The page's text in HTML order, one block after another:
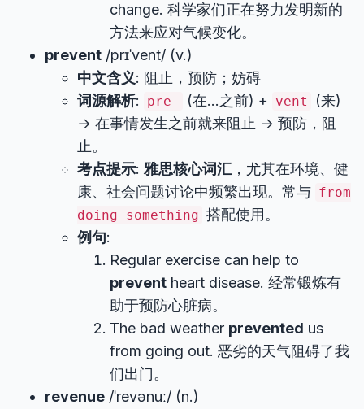
change. 科学家们正在努力发明新的
方法来应对气候变化。
prevent /prɪˈvent/ (v.)
中文含义: 阻止，预防；妨碍
词源解析: pre- (在…之前) + vent
(来)
→ 在事情发生之前就来阻止 → 预防，阻
止。
考点提示: 雅思核心词汇 ，尤其在环境、健
康、社会问题讨论中频繁出现。常与 from
doing something 搭配使用。
例句:
Regular exercise can help to
prevent heart disease. 经常锻炼有
助于预防心脏病。
The bad weather prevented us
from going out. 恶劣的天气阻碍了我
们出门。
revenue /ˈrevənuː/ (n.)